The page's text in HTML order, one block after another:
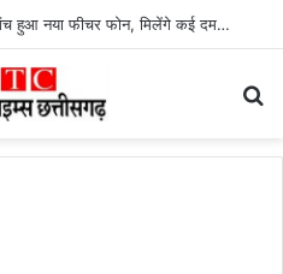
UPI Payment Rules News : फोन पे और गूगल पे से 2 हजार से अधिक का भुगतान करने वालों के लिए बड़ा अपडेट, जानें किस पर लगेगा चार्ज और किसे मिलेगी राहत